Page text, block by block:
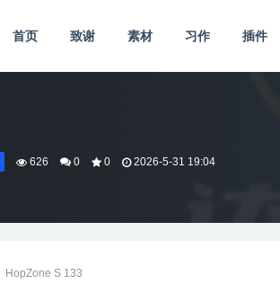
首页 致谢 素材 习作 插件
626 0 0 2026-5-31 19:04
HopZone S 133